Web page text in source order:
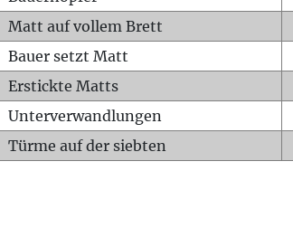
Matt auf vollem Brett
Bauer setzt Matt
Erstickte Matts
Unterverwandlungen
Türme auf der siebten